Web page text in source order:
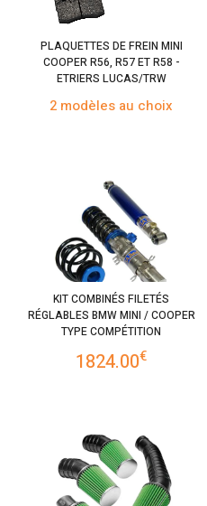
PLAQUETTES DE FREIN MINI
COOPER R56, R57 ET R58 -
ETRIERS LUCAS/TRW
2 modèles au choix
KIT COMBINÉS FILETÉS
RÉGLABLES BMW MINI / COOPER
TYPE COMPÉTITION
1824.00€